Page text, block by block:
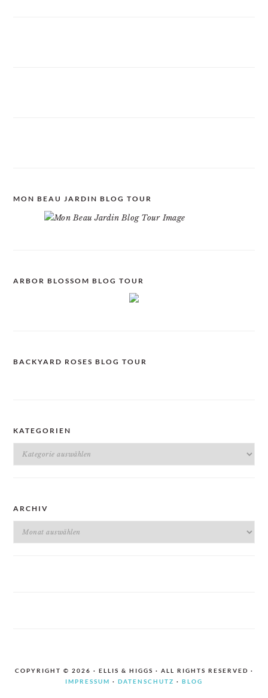
MON BEAU JARDIN BLOG TOUR
ARBOR BLOSSOM BLOG TOUR
BACKYARD ROSES BLOG TOUR
KATEGORIEN
Kategorien
ARCHIV
Archiv
COPYRIGHT © 2026 · ELLIS & HIGGS · ALL RIGHTS RESERVED ·
IMPRESSUM · DATENSCHUTZ · BLOG